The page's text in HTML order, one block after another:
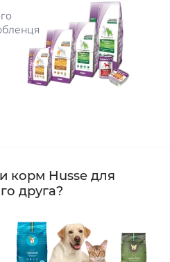
корм Husse для
друга?